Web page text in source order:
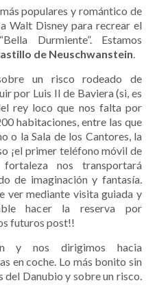
populares y romántico de
Walt Disney para recrear el
Durmiente”. Estamos
de Neuschwanstein.
un risco rodeado de
por Luis II de Baviera (si, es
rey loco que nos falta por
habitaciones, entre las que
o la Sala de los Cantores, la
¡el primer teléfono móvil de
nos transportará
de imaginación y fantasía.
ver mediante visita guiada y
hacer la reserva por
futuros post!!
y nos dirigimos hacia
en coche. Lo más bonito sin
del Danubio y sobre un risco.